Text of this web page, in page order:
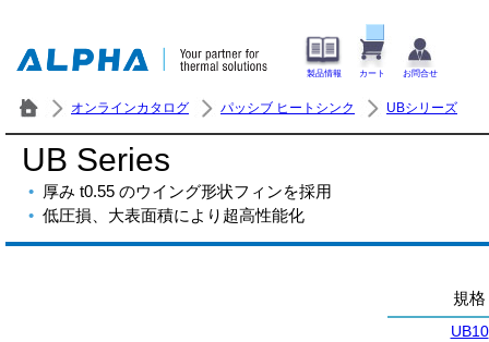
製品情報 カート お問合せ
オンラインカタログ パッシブ ヒートシンク UBシリーズ
UB Series
厚み t0.55 のウイング形状フィンを採用
低圧損、大表面積により超高性能化
規格
UB10